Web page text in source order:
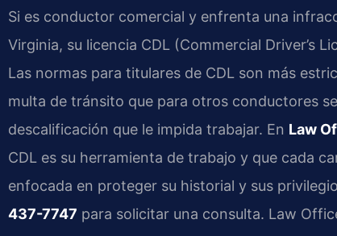
Si es conductor comercial y enfrenta una
Virginia, su licencia CDL (Commercial Driver’s
Las normas para titulares de CDL son más
multa de tránsito que para otros conductores
descalificación que le impida trabajar. En Law
CDL es su herramienta de trabajo y que cada
enfocada en proteger su historial y sus
437-7747 para solicitar una consulta. Law